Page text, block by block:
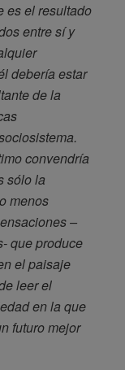
es el resultado
entre sí y
debería estar
de la
convendría
sólo la
menos
–
que produce
el paisaje
leer el
en la que
futuro mejor